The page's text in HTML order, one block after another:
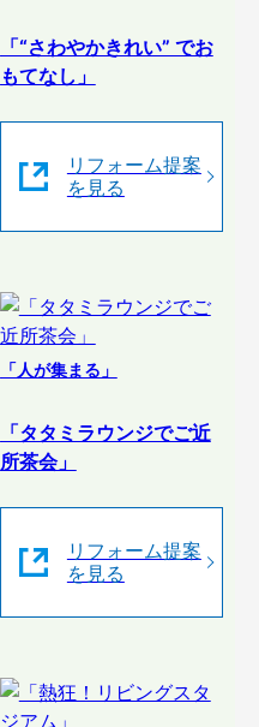
「“さわやかきれい” でお
もてなし」
リフォーム提案
を見る
「人が集まる」
「タタミラウンジでご近
所茶会」
リフォーム提案
を見る